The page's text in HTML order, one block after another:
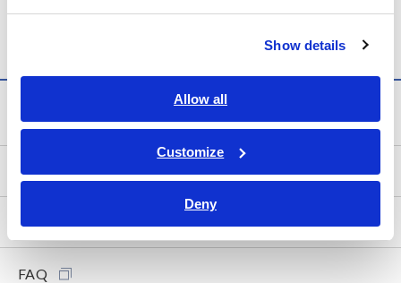
Show details
Allow all
Customize
Deny
データロガー / 電力ロガー
サービス・サポート
my HIOKI
ダウンロード
FAQ